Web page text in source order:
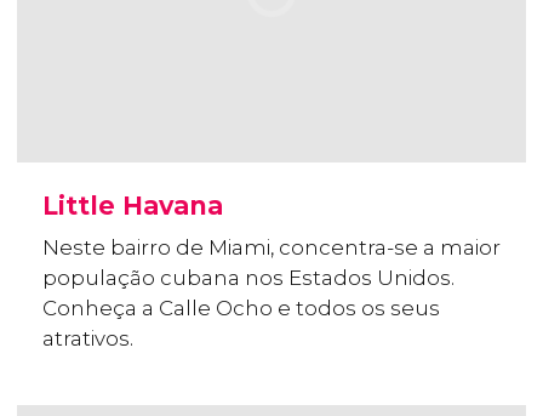
Little Havana
Neste bairro de Miami, concentra-se a maior
população cubana nos Estados Unidos.
Conheça a Calle Ocho e todos os seus
atrativos.